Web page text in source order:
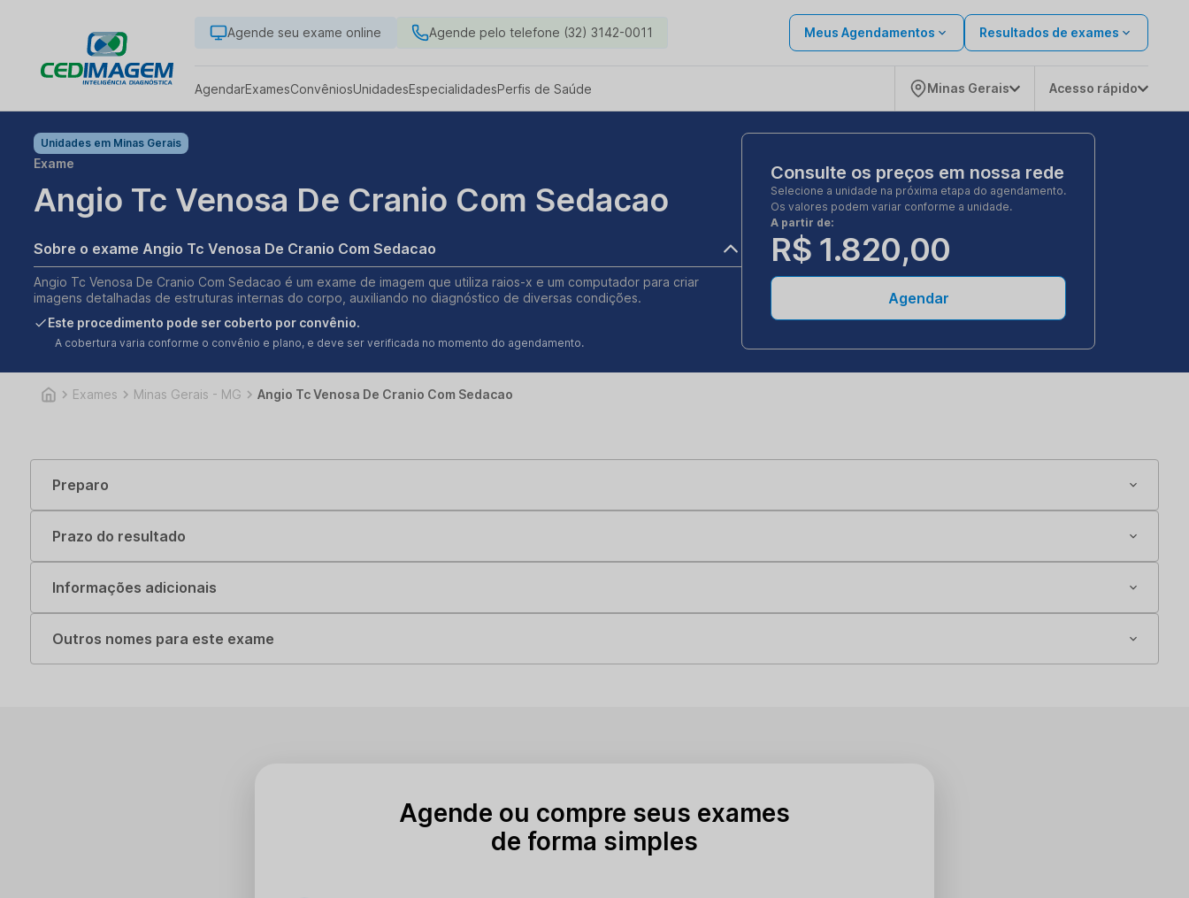
Agende seu exame online Agende pelo telefone (32) 3142-0011 Meus Agendamentos Resultados de exames
AgendarExamesConvêniosUnidadesEspecialidadesPerfis de Saúde Minas Gerais Acesso rápido
Unidades em Minas Gerais
Exame
Angio Tc Venosa De Cranio Com Sedacao
Sobre o exame Angio Tc Venosa De Cranio Com Sedacao
Angio Tc Venosa De Cranio Com Sedacao é um exame de imagem que utiliza raios-x e um computador para criar
imagens detalhadas de estruturas internas do corpo, auxiliando no diagnóstico de diversas condições.
Este procedimento pode ser coberto por convênio.
A cobertura varia conforme o convênio e plano, e deve ser verificada no momento do agendamento.
Consulte os preços em nossa rede
Selecione a unidade na próxima etapa do agendamento.
Os valores podem variar conforme a unidade.
A partir de:
R$ 1.820,00
Agendar
Exames Minas Gerais - MG Angio Tc Venosa De Cranio Com Sedacao
Preparo
Prazo do resultado
Informações adicionais
Outros nomes para este exame
Agende ou compre seus exames
de forma simples